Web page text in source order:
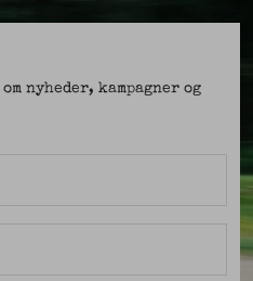
nyheder, kampagner og